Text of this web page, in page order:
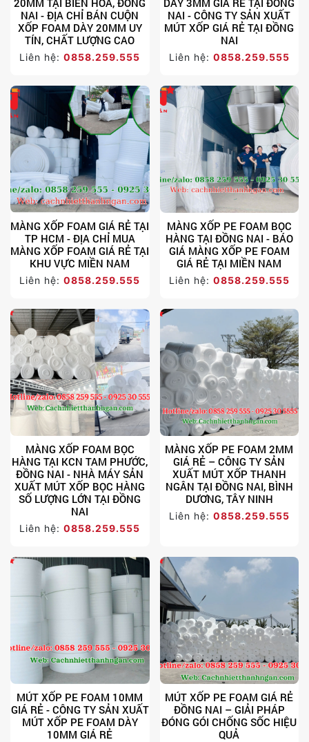
20MM TẠI BIÊN HÒA, ĐỒNG
NAI - ĐỊA CHỈ BÁN CUỘN
XỐP FOAM DÀY 20MM UY
TÍN, CHẤT LƯỢNG CAO
Liên hệ:0858.259.555
DÀY 3MM GIÁ RẺ TẠI ĐỒNG
NAI - CÔNG TY SẢN XUẤT
MÚT XỐP GIÁ RẺ TẠI ĐỒNG
NAI
Liên hệ: 0858.259.555
MÀNG XỐP FOAM GIÁ RẺ TẠI
TP HCM - ĐỊA CHỈ MUA
MÀNG XỐP FOAM GIÁ RẺ TẠI
KHU VỰC MIỀN NAM
Liên hệ:0858.259.555
MÀNG XỐP PE FOAM BỌC
HÀNG TẠI ĐỒNG NAI - BÁO
GIÁ MÀNG XỐP PE FOAM
GIÁ RẺ TẠI MIỀN NAM
Liên hệ: 0858.259.555
MÀNG XỐP FOAM BỌC
HÀNG TẠI KCN TAM PHƯỚC,
ĐỒNG NAI - NHÀ MÁY SẢN
XUẤT MÚT XỐP BỌC HÀNG
SỐ LƯỢNG LỚN TẠI ĐỒNG
NAI
Liên hệ:0858.259.555
MÀNG XỐP PE FOAM 2MM
GIÁ RẺ – CÔNG TY SẢN
XUẤT MÚT XỐP THANH
NGÂN TẠI ĐỒNG NAI, BÌNH
DƯƠNG, TÂY NINH
Liên hệ: 0858.259.555
MÚT XỐP PE FOAM 10MM
GIÁ RẺ - CÔNG TY SẢN XUẤT
MÚT XỐP PE FOAM DÀY
10MM GIÁ RẺ
MÚT XỐP PE FOAM GIÁ RẺ
ĐỒNG NAI – GIẢI PHÁP
ĐÓNG GÓI CHỐNG SỐC HIỆU
QUẢ